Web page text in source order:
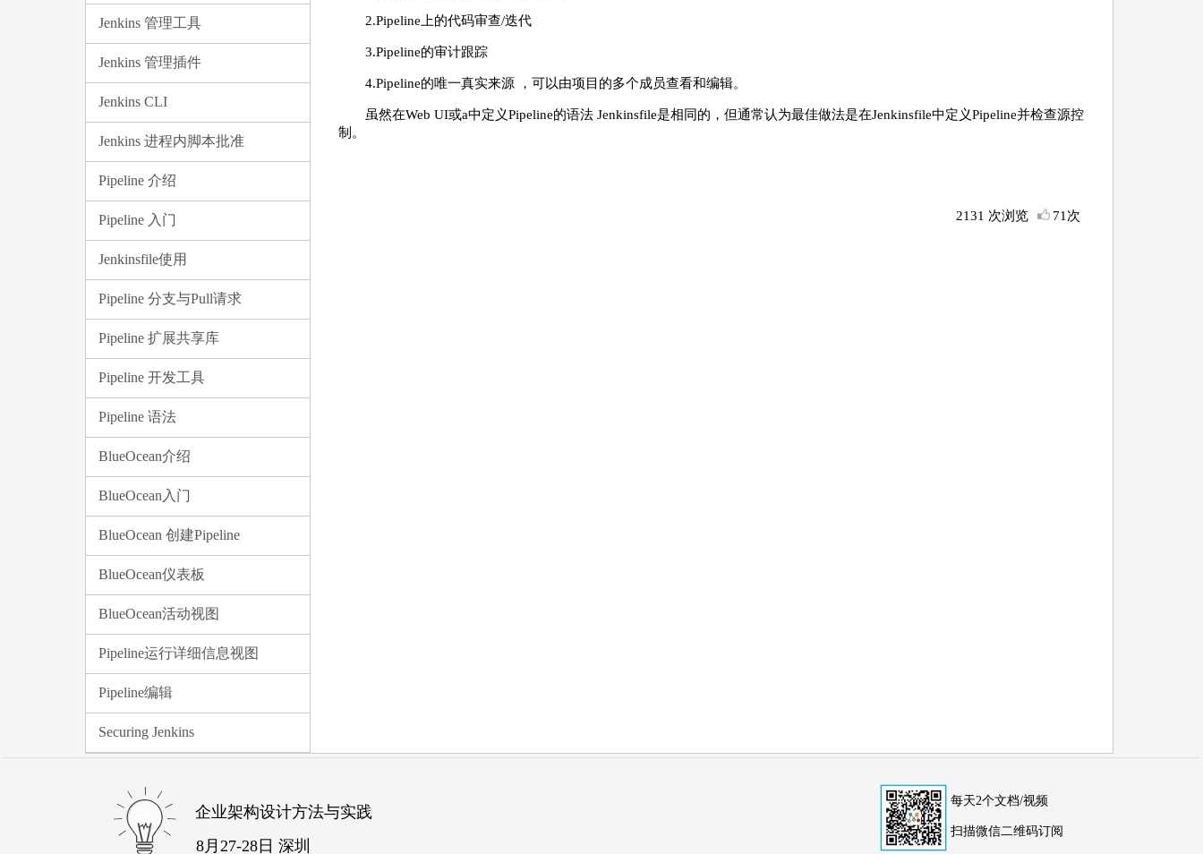
Jenkins 管理工具
Jenkins 管理插件
Jenkins CLI
Jenkins 进程内脚本批准
Pipeline 介绍
Pipeline 入门
Jenkinsfile使用
Pipeline 分支与Pull请求
Pipeline 扩展共享库
Pipeline 开发工具
Pipeline 语法
BlueOcean介绍
BlueOcean入门
BlueOcean 创建Pipeline
BlueOcean仪表板
BlueOcean活动视图
Pipeline运行详细信息视图
Pipeline编辑
Securing Jenkins
2.Pipeline上的代码审查/迭代
3.Pipeline的审计跟踪
4.Pipeline的唯一真实来源 ，可以由项目的多个成员查看和编辑。
虽然在Web UI或a中定义Pipeline的语法 Jenkinsfile是相同的，但通常认为最佳做法是在Jenkinsfile中定义Pipeline并检查源控
制。
2131 次浏览 71次